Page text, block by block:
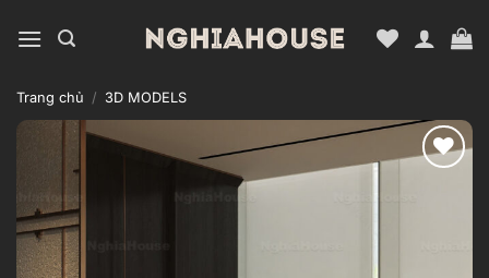
qua
dung
Trang chủ / 3D MODELS